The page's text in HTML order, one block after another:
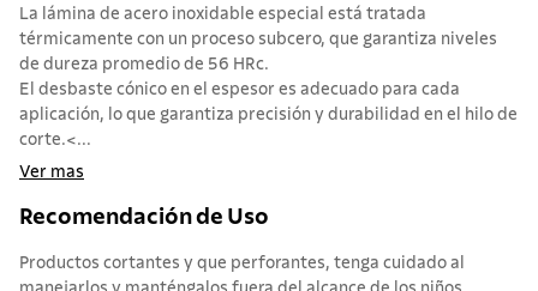
La lámina de acero inoxidable especial está tratada
térmicamente con un proceso subcero, que garantiza niveles
de dureza promedio de 56 HRc.
El desbaste cónico en el espesor es adecuado para cada
aplicación, lo que garantiza precisión y durabilidad en el hilo de
corte.<...
Ver mas
Recomendación de Uso
Productos cortantes y que perforantes, tenga cuidado al